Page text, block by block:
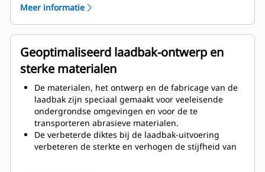
en gemonteerd omdat deze uit meerdere
componenten bestaat.
De laadbak hoeft minder vaak te worden vervangen,
omdat de aan hoge slijtage onderhevige
componenten zoals hoeken en kappen eenvoudig
via boutverbindingen kunnen worden vervangen.
Meer informatie
Geoptimaliseerd laadbak-ontwerp en
sterke materialen
De materialen, het ontwerp en de fabricage van de
laadbak zijn speciaal gemaakt voor veeleisende
ondergrondse omgevingen en voor de te
transporteren abrasieve materialen.
De verbeterde diktes bij de laadbak-uitvoering
verbeteren de sterkte en verhogen de stijfheid van